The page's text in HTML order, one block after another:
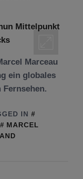
Marceau
ein globales
IN
MARCEL